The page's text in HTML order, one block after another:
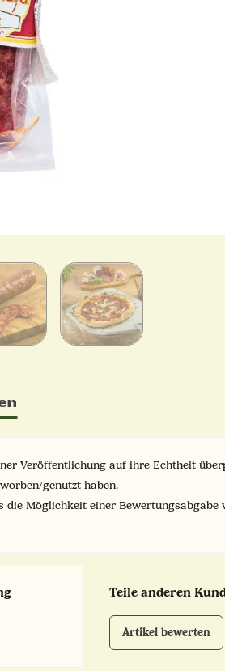
Veröffentlichung auf ihre Echtheit
genutzt haben.
die Möglichkeit einer
Teile anderen
Artikel bewerten